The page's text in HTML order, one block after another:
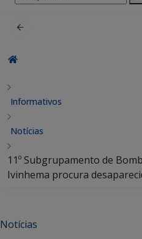
por:
Informativos
Notícias
11º Subgrupamento de
Ivinhema procura
Notícias